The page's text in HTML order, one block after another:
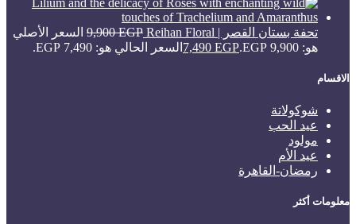
تحفة بستان القصر | Reihan Floral 9,900EGP
السعر الأصلي
هو: 9,900 EGP.
7,490 EGP السعر الحالي هو: 7,490 EGP.
الاقسام
شوكولاتة
عيد الحب
مولود
عيد الأم
رمضان-القاهرة
معلومات أكثر